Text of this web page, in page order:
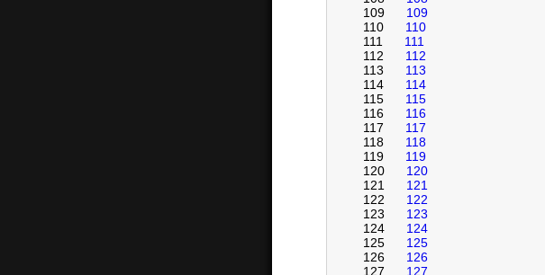
109
109
110
110
111
111
112
112
113
113
114
114
115
115
116
116
117
117
118
118
119
119
120
120
121
121
122
122
123
123
124
124
125
125
126
126
127
127